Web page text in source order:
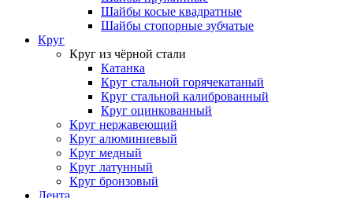
Шайбы косые квадратные
Шайбы стопорные зубчатые
Круг
Круг из чёрной стали
Катанка
Круг стальной горячекатаный
Круг стальной калиброванный
Круг оцинкованный
Круг нержавеющий
Круг алюминиевый
Круг медный
Круг латунный
Круг бронзовый
Лента